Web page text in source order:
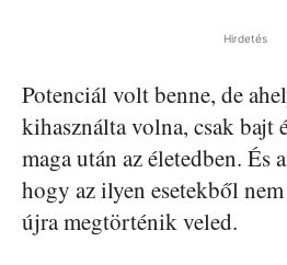
Hirdetés
Potenciál volt benne, de
kihasználta volna, csak bajt
maga után az életedben. És
hogy az ilyen esetekből
újra megtörténik veled.